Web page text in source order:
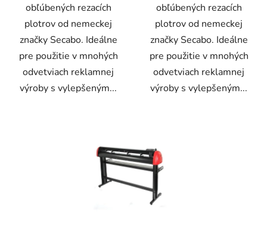
obľúbených rezacích
plotrov od nemeckej
značky Secabo. Ideálne
pre použitie v mnohých
odvetviach reklamnej
výroby s vylepšeným...
obľúbených rezacích
plotrov od nemeckej
značky Secabo. Ideálne
pre použitie v mnohých
odvetviach reklamnej
výroby s vylepšeným...